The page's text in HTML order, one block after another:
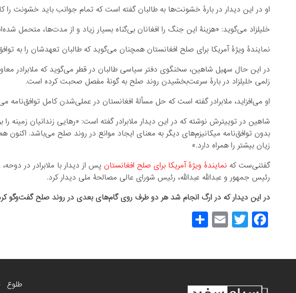
او در این دیدار در بارۀ خشونت‌ها به طالبان گفته ‌است که تمام جوانب باید خشونت
خلیلزاد می‌گوید: «هزینۀ این جنگ را افغانان بی‌گناه بسیار زیاد و از مدت‌ها، متحمل
نمایندۀ ویژۀ آمریکا برای صلح افغانستان همچنان می‌گوید که طالبان تعهدشان را به
در این حال سهیل شاهین، سخنگوی دفتر سیاسی طالبان در قطر می‌گوید که ملابرادر
زلمی خلیلزاد در بارۀ سرعت‌بخشیدن روند صلح به گونۀ مفصل صحبت کرده‌ است.
او می‌افزاید، ملابرادر گفته است که حل مسألۀ افغانستان در عملی‌شدن کامل توافق‌نامه
شاهین در توییترش نوشته که در این دیدار ملابرادر گفته است: «رهایی زندانیان زمینه
بدون توافق‌نامه میکانیزم‌های دیگر به معنای ایجاد موانع در روند صلح می‌باشد. اکنون
زیان بیشتر را همراه دارد.
»
گفتنی‌ست که نمایندۀ ویژۀ آمریکا برای صلح افغانستان پس از دیدار با ملابرادر در
رئیس جمهور و عبدالله عبدالله، رئیس شورای عالی مصالحۀ ملی دیدار کرد.
در این دیدار که در ارگ انجام شد هر دو طرف روی گام‌های بعدی در روند صلح گفت‌وگو
F
a
e
b
T
wi
er
E
m
e
طلوع